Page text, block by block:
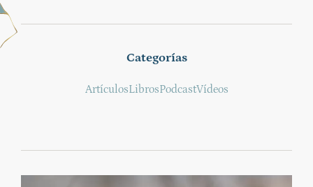
Categorías
ArtículosLibrosPodcastVídeos